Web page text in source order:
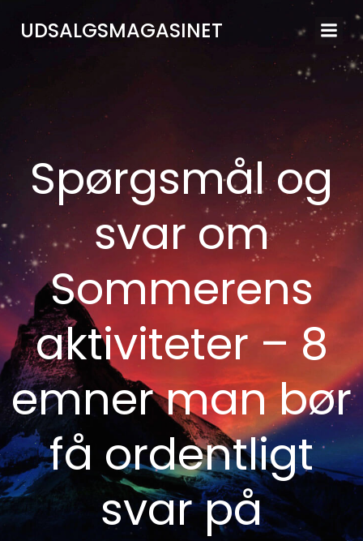
til
indhold
UDSALGSMAGASINET
Spørgsmål og
svar om
Sommerens
aktiviteter – 8
emner man bør
få ordentligt
svar på